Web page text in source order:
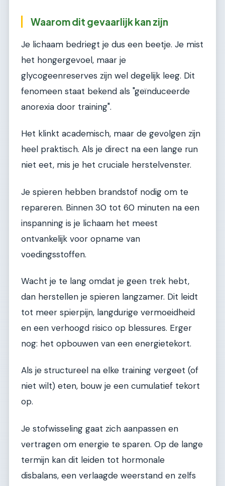
Waarom dit gevaarlijk kan zijn
Je lichaam bedriegt je dus een beetje. Je mist
het hongergevoel, maar je
glycogeenreserves zijn wel degelijk leeg. Dit
fenomeen staat bekend als "geïnduceerde
anorexia door training".
Het klinkt academisch, maar de gevolgen zijn
heel praktisch. Als je direct na een lange run
niet eet, mis je het cruciale herstelvenster.
Je spieren hebben brandstof nodig om te
repareren. Binnen 30 tot 60 minuten na een
inspanning is je lichaam het meest
ontvankelijk voor opname van
voedingsstoffen.
Wacht je te lang omdat je geen trek hebt,
dan herstellen je spieren langzamer. Dit leidt
tot meer spierpijn, langdurige vermoeidheid
en een verhoogd risico op blessures. Erger
nog: het opbouwen van een energietekort.
Als je structureel na elke training vergeet (of
niet wilt) eten, bouw je een cumulatief tekort
op.
Je stofwisseling gaat zich aanpassen en
vertragen om energie te sparen. Op de lange
termijn kan dit leiden tot hormonale
disbalans, een verlaagde weerstand en zelfs